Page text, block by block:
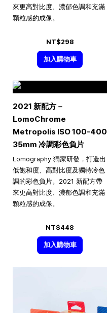
來更高對比度、濃郁色調和充滿
顆粒感的成像。
NT$298
加入購物車
2021 新配方－
LomoChrome
Metropolis ISO 100-400
35mm 冷調彩色負片
Lomography 獨家研發，打造出
低飽和度、高對比度及獨特冷色
調的彩色負片。2021 新配方帶
來更高對比度、濃郁色調和充滿
顆粒感的成像。
NT$448
加入購物車